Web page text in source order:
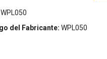
caliente, sensor de humedad
energética:
WPL050
del Fabricante: WPL050